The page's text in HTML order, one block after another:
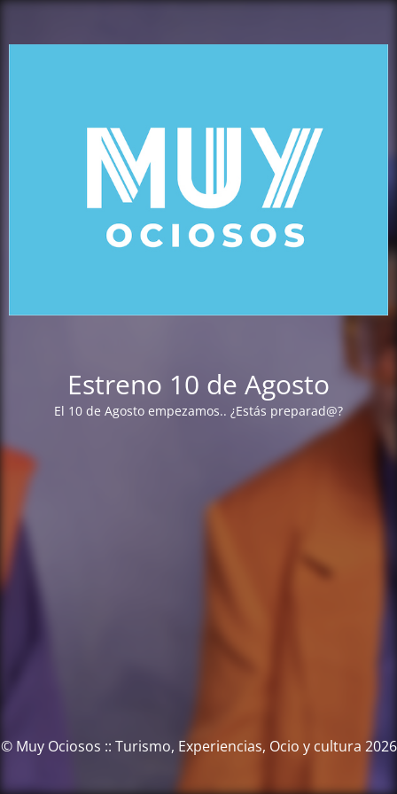
Estreno 10 de Agosto
El 10 de Agosto empezamos.. ¿Estás preparad@?
© Muy Ociosos :: Turismo, Experiencias, Ocio y cultura 2026